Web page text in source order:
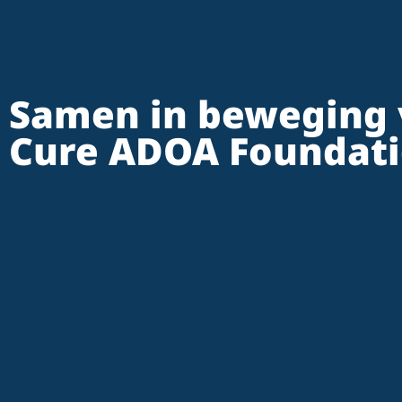
Samen in beweging
Cure ADOA